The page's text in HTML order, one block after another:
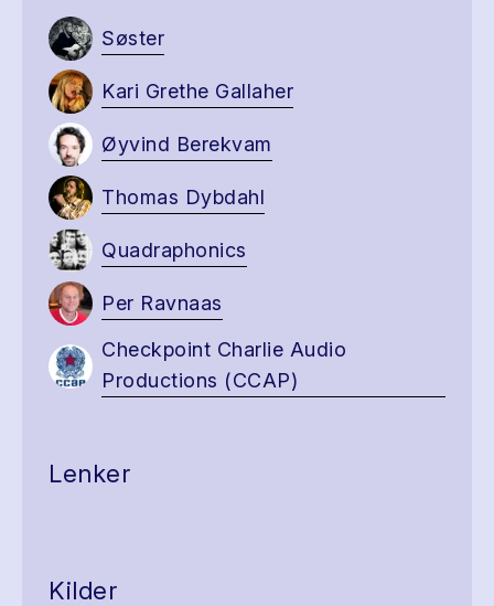
Søster
Kari Grethe Gallaher
Øyvind Berekvam
Thomas Dybdahl
Quadraphonics
Per Ravnaas
Checkpoint Charlie Audio
Productions (CCAP)
Lenker
Kilder